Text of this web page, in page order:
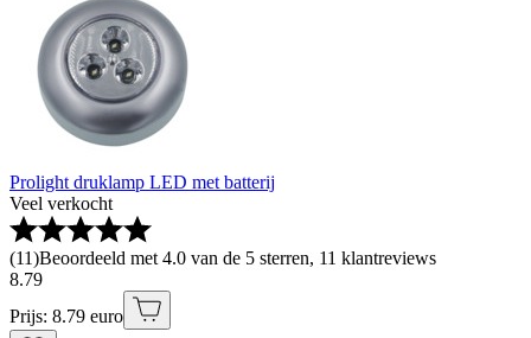
Prolight druklamp LED met batterij
Veel verkocht
(11)Beoordeeld met 4.0 van de 5 sterren, 11 klantreviews
8.79
Prijs: 8.79 euro